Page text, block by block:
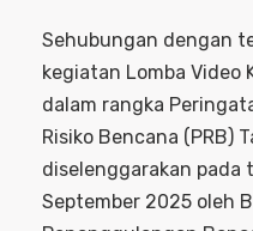
Sehubungan dengan
kegiatan Lomba Video
dalam rangka
Risiko Bencana (PRB)
diselenggarakan pada
September 2025 oleh